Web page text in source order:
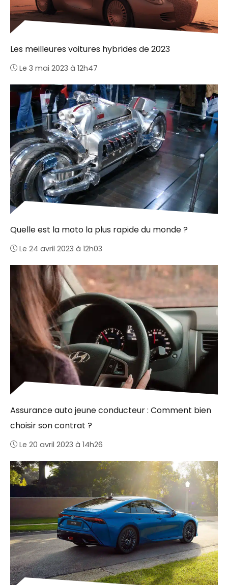
Les meilleures voitures hybrides de 2023
Le 3 mai 2023 à 12h47
Quelle est la moto la plus rapide du monde ?
Le 24 avril 2023 à 12h03
Assurance auto jeune conducteur : Comment bien
choisir son contrat ?
Le 20 avril 2023 à 14h26